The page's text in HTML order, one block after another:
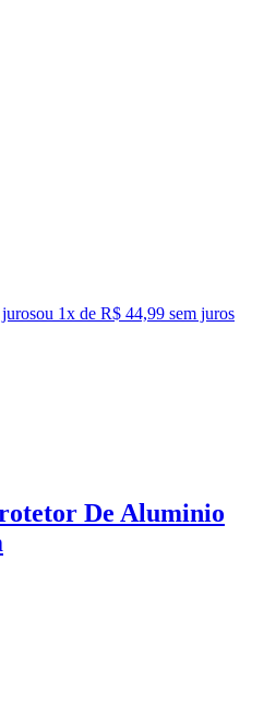
ou 1x de R$ 44,99 sem juros
De Aluminio